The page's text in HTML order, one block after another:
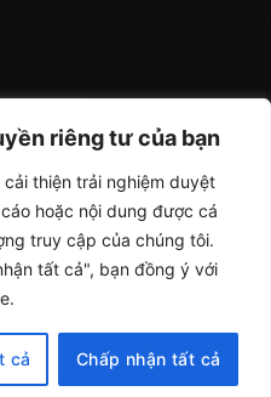
riêng tư của bạn
thiện trải nghiệm duyệt
hoặc nội dung được cá
truy cập của chúng tôi.
tất cả", bạn đồng ý với
cả Chấp nhận tất cả
Cà Mau Logistics